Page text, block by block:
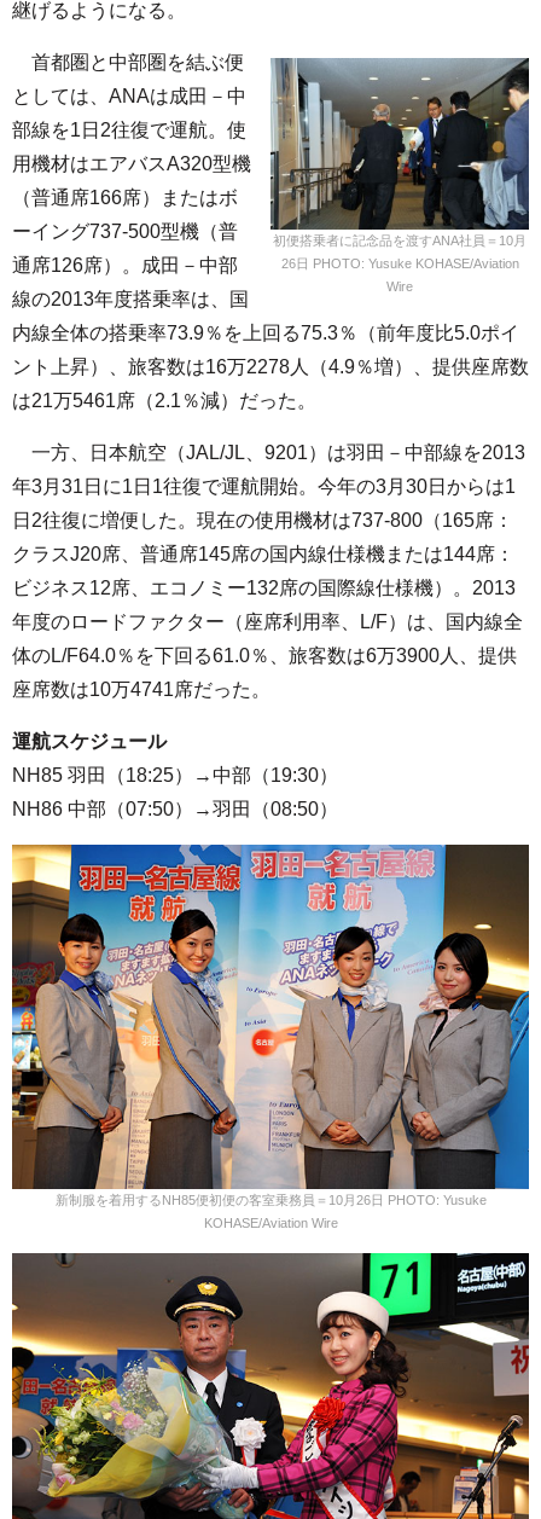
継げるようになる。
初便搭乗者に記念品を渡すANA社員＝10月
26日 PHOTO: Yusuke KOHASE/Aviation
Wire
首都圏と中部圏を結ぶ便
としては、ANAは成田－中
部線を1日2往復で運航。使
用機材はエアバスA320型機
（普通席166席）またはボ
ーイング737-500型機（普
通席126席）。成田－中部
線の2013年度搭乗率は、国
内線全体の搭乗率73.9％を上回る75.3％（前年度比5.0ポイ
ント上昇）、旅客数は16万2278人（4.9％増）、提供座席数
は21万5461席（2.1％減）だった。
一方、日本航空（JAL/JL、9201）は羽田－中部線を2013
年3月31日に1日1往復で運航開始。今年の3月30日からは1
日2往復に増便した。現在の使用機材は737-800（165席：
クラスJ20席、普通席145席の国内線仕様機または144席：
ビジネス12席、エコノミー132席の国際線仕様機）。2013
年度のロードファクター（座席利用率、L/F）は、国内線全
体のL/F64.0％を下回る61.0％、旅客数は6万3900人、提供
座席数は10万4741席だった。
運航スケジュール
NH85 羽田（18:25）→中部（19:30）
NH86 中部（07:50）→羽田（08:50）
新制服を着用するNH85便初便の客室乗務員＝10月26日 PHOTO: Yusuke
KOHASE/Aviation Wire